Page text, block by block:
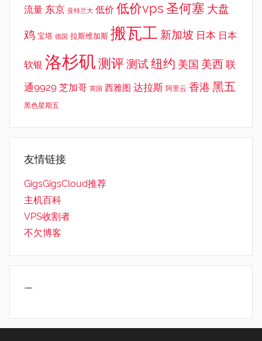
流量 东京 亚特兰大 低价 低价vps 圣何塞 大盘
鸡 宝塔 德国 拉斯维加斯 搬瓦工 新加坡 日本 日本
软银 洛杉矶 测评测试纽约 美国 美西 联
通9929 芝加哥 英国 西雅图 达拉斯 阿里云 香港 黑五
黑色星期五
友情链接
GigsGigsCloud推荐
主机百科
VPS收割者
不欠博客
—